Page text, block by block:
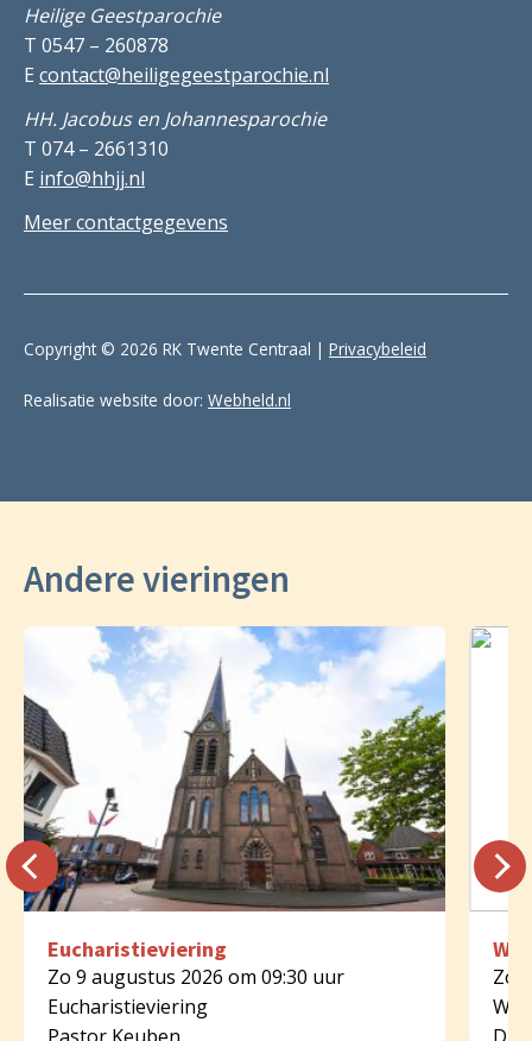
Heilige Geestparochie
T 0547 – 260878
E contact@heiligegeestparochie.nl
HH. Jacobus en Johannesparochie
T 074 – 2661310
E info@hhjj.nl
Meer contactgegevens
Copyright © 2026 RK Twente Centraal | Privacybeleid
Realisatie website door: Webheld.nl
Andere vieringen
Eucharistieviering
Zo 9 augustus 2026 om 09:30 uur
Eucharistieviering
Zo